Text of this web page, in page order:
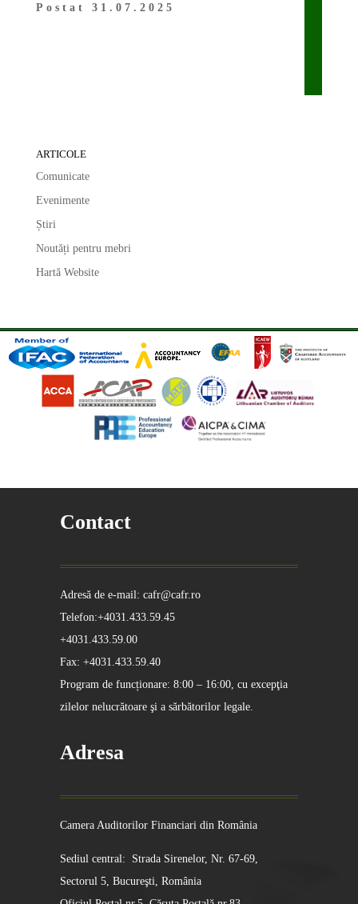
Postat 31.07.2025
ARTICOLE
Comunicate
Evenimente
Știri
Noutăți pentru mebri
Hartă Website
Contact
Adresă de e-mail: cafr@cafr.ro
Telefon:+4031.433.59.45
+4031.433.59.00
Fax: +4031.433.59.40
Program de funcționare: 8:00 – 16:00, cu excepţia
zilelor nelucrătoare şi a sărbătorilor legale.
Adresa
Camera Auditorilor Financiari din România
Sediul central: Strada Sirenelor, Nr. 67-69,
Sectorul 5, Bucureşti, România